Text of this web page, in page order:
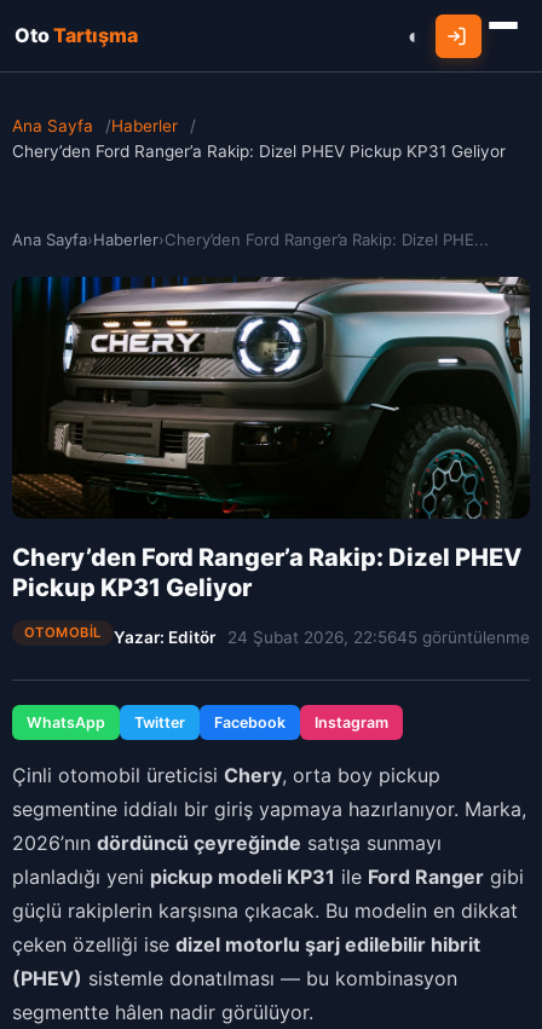
OtoTartışma
Ana Sayfa /Haberler
/
Chery’den Ford Ranger’a Rakip: Dizel PHEV Pickup KP31 Geliyor
Ana Sayfa›Haberler›Chery’den Ford Ranger’a Rakip: Dizel PHE...
Chery’den Ford Ranger’a Rakip: Dizel PHEV
Pickup KP31 Geliyor
OTOMOBIL Yazar: Editör 24 Şubat 2026, 22:5645 görüntülenme
WhatsApp Twitter Facebook Instagram
Çinli otomobil üreticisi Chery, orta boy pickup
segmentine iddialı bir giriş yapmaya hazırlanıyor. Marka,
2026’nın dördüncü çeyreğinde satışa sunmayı
planladığı yeni pickup modeli KP31 ile Ford Ranger gibi
güçlü rakiplerin karşısına çıkacak. Bu modelin en dikkat
çeken özelliği ise dizel motorlu şarj edilebilir hibrit
(PHEV) sistemle donatılması — bu kombinasyon
segmentte hâlen nadir görülüyor.